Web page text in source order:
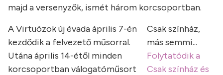
majd a versenyzők, ismét három korcsoportban.
Csak színház,
más semmi...
Folytatódik a
Csak színház és
A Virtuózok új évada április 7-én
kezdődik a felvezető műsorral.
Utána április 14-étől minden
korcsoportban válogatóműsort